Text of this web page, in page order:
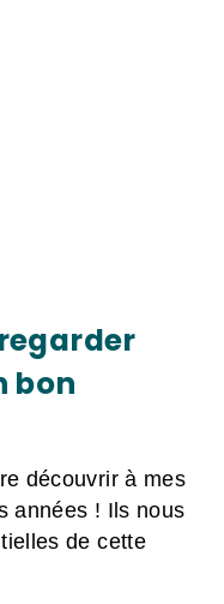
bon
découvrir à mes
années ! Ils nous
de cette